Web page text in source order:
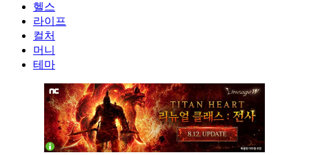
헬스
라이프
컬처
머니
테마